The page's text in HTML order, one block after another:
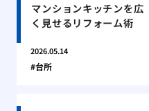
マンションキッチンを広
く見せるリフォーム術
2026.05.14
台所